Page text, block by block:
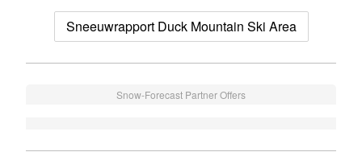
Sneeuwrapport Duck Mountain Ski Area
Snow-Forecast Partner Offers